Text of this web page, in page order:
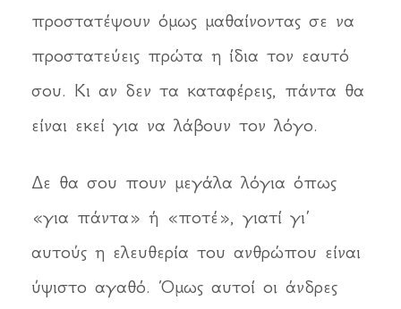
προστατέψουν όμως μαθαίνοντας σε να
προστατεύεις πρώτα η ίδια τον εαυτό
σου. Κι αν δεν τα καταφέρεις, πάντα θα
είναι εκεί για να λάβουν τον λόγο.
Δε θα σου πουν μεγάλα λόγια όπως
«για πάντα» ή «ποτέ», γιατί γι’
αυτούς η ελευθερία του ανθρώπου είναι
ύψιστο αγαθό. Όμως αυτοί οι άνδρες